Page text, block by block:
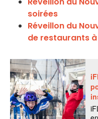
soirées
Réveillon du
de restaurants